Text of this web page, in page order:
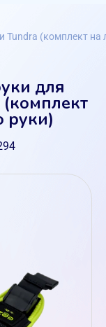
Tundra (комплект
для
руки)